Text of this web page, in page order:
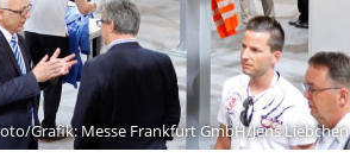
Grafik: Messe Frankfurt GmbH/Jens Liebchen